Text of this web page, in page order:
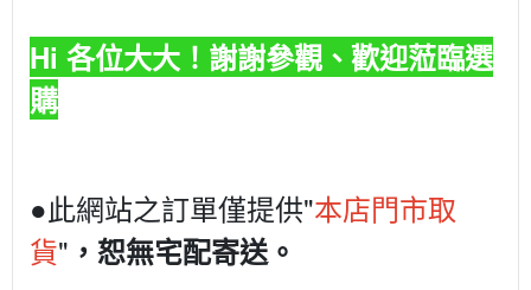
Hi 各位大大！謝謝參觀、歡迎蒞臨選
購
●此網站之訂單僅提供"本店門市取
貨" ，恕無宅配寄送。